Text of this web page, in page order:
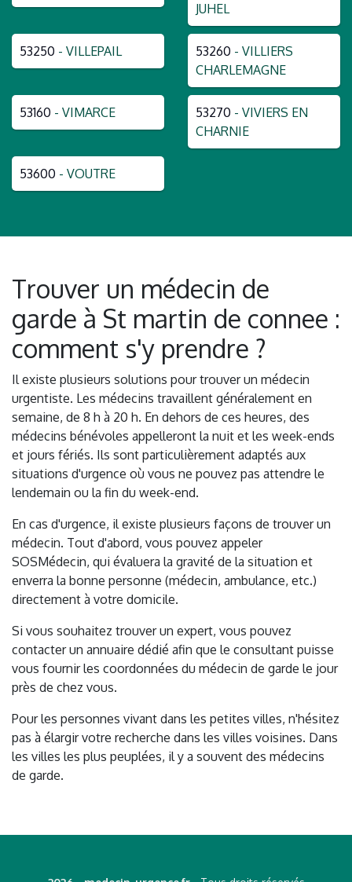
JUHEL
53250 - VILLEPAIL 53260 - VILLIERS
CHARLEMAGNE
53160 - VIMARCE 53270 - VIVIERS EN
CHARNIE
53600 - VOUTRE
Trouver un médecin de
garde à St martin de connee :
comment s'y prendre ?
Il existe plusieurs solutions pour trouver un médecin
urgentiste. Les médecins travaillent généralement en
semaine, de 8 h à 20 h. En dehors de ces heures, des
médecins bénévoles appelleront la nuit et les week-ends
et jours fériés. Ils sont particulièrement adaptés aux
situations d'urgence où vous ne pouvez pas attendre le
lendemain ou la fin du week-end.
En cas d'urgence, il existe plusieurs façons de trouver un
médecin. Tout d'abord, vous pouvez appeler
SOSMédecin, qui évaluera la gravité de la situation et
enverra la bonne personne (médecin, ambulance, etc.)
directement à votre domicile.
Si vous souhaitez trouver un expert, vous pouvez
contacter un annuaire dédié afin que le consultant puisse
vous fournir les coordonnées du médecin de garde le jour
près de chez vous.
Pour les personnes vivant dans les petites villes, n'hésitez
pas à élargir votre recherche dans les villes voisines. Dans
les villes les plus peuplées, il y a souvent des médecins
de garde.